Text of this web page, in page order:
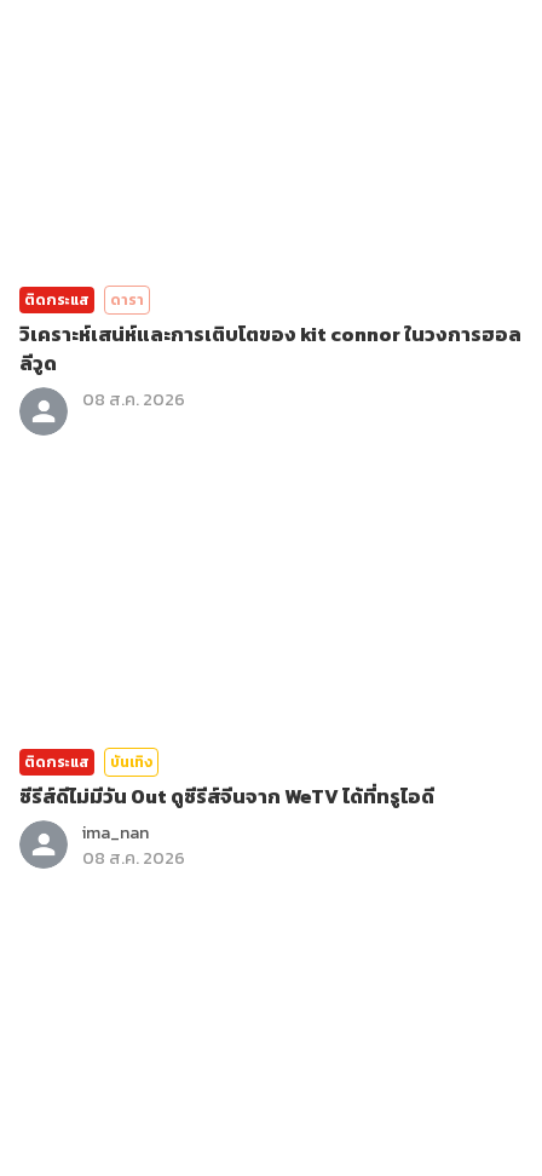
ติดกระแส ดารา
วิเคราะห์เสน่ห์และการเติบโตของ kit connor ในวงการฮอล
ลีวูด
08 ส.ค. 2026
ติดกระแส บันเทิง
ซีรีส์ดีไม่มีวัน Out ดูซีรีส์จีนจาก WeTV ได้ที่ทรูไอดี
ima_nan
08 ส.ค. 2026